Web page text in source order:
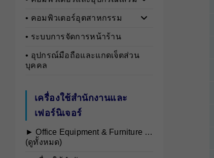
• คอมพิวเตอร์อุตสาหกรรม
• ระบบการจัดการหน้าร้าน
• อุปกรณ์มือถือและแกดเจ็ตส่วน
บุคคล
เครื่องใช้สำนักงานและ
เฟอร์นิเจอร์
► Office Equipment & Furniture …
(ดูทั้งหมด)